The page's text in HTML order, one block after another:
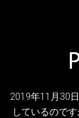
2019年11月30
しているので